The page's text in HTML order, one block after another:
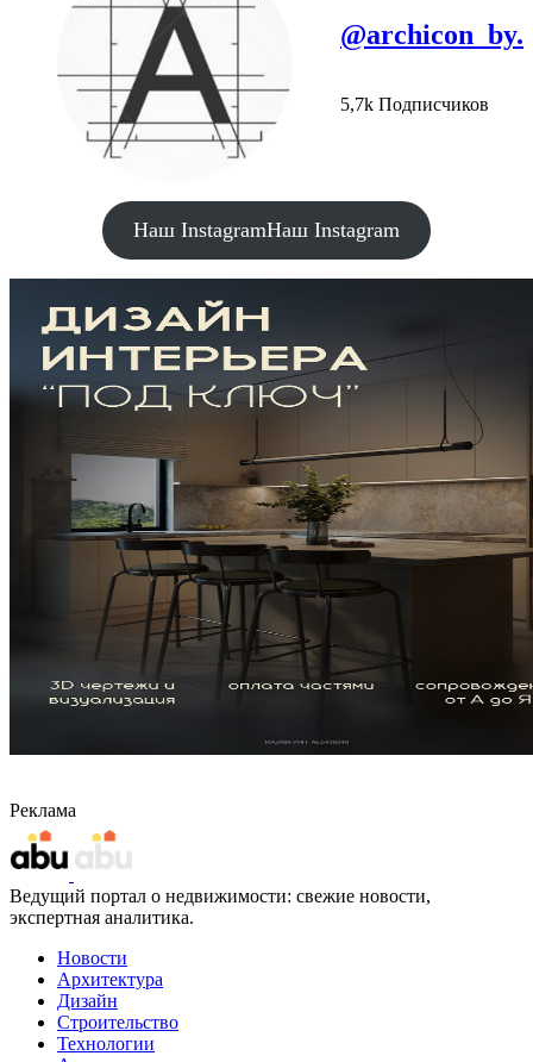
@archicon_by.
5,7k Подписчиков
Наш InstagramНаш Instagram
Реклама
Ведущий портал о недвижимости: свежие новости,
экспертная аналитика.
Новости
Архитектура
Дизайн
Строительство
Технологии